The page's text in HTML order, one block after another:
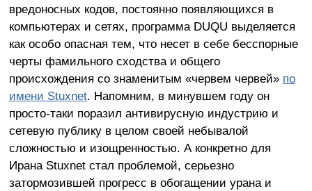
вредоносных кодов, постоянно появляющихся в
компьютерах и сетях, программа DUQU выделяется
как особо опасная тем, что несет в себе бесспорные
черты фамильного сходства и общего
происхождения со знаменитым «червем червей» по
имени Stuxnet. Напомним, в минувшем году он
просто-таки поразил антивирусную индустрию и
сетевую публику в целом своей небывалой
сложностью и изощренностью. А конкретно для
Ирана Stuxnet стал проблемой, серьезно
затормозившей прогресс в обогащении урана и